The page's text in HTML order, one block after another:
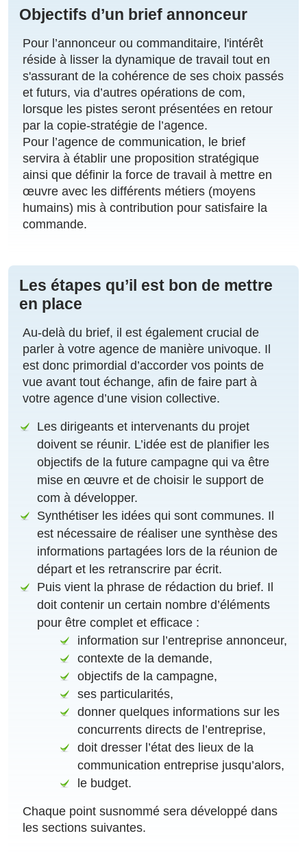
Objectifs d’un brief annonceur
Pour l’annonceur ou commanditaire, l'intérêt
réside à lisser la dynamique de travail tout en
s'assurant de la cohérence de ses choix passés
et futurs, via d’autres opérations de com,
lorsque les pistes seront présentées en retour
par la copie-stratégie de l’agence.
Pour l’agence de communication, le brief
servira à établir une proposition stratégique
ainsi que définir la force de travail à mettre en
œuvre avec les différents métiers (moyens
humains) mis à contribution pour satisfaire la
commande.
Les étapes qu’il est bon de mettre
en place
Au-delà du brief, il est également crucial de
parler à votre agence de manière univoque. Il
est donc primordial d’accorder vos points de
vue avant tout échange, afin de faire part à
votre agence d’une vision collective.
Les dirigeants et intervenants du projet
doivent se réunir. L’idée est de planifier les
objectifs de la future campagne qui va être
mise en œuvre et de choisir le support de
com à développer.
Synthétiser les idées qui sont communes. Il
est nécessaire de réaliser une synthèse des
informations partagées lors de la réunion de
départ et les retranscrire par écrit.
Puis vient la phrase de rédaction du brief. Il
doit contenir un certain nombre d’éléments
pour être complet et efficace :
information sur l’entreprise annonceur,
contexte de la demande,
objectifs de la campagne,
ses particularités,
donner quelques informations sur les
concurrents directs de l’entreprise,
doit dresser l’état des lieux de la
communication entreprise jusqu’alors,
le budget.
Chaque point susnommé sera développé dans
les sections suivantes.